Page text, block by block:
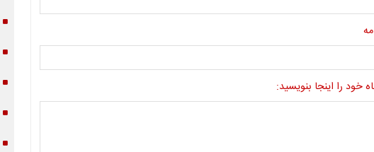
خود را اینجا بنویسید: